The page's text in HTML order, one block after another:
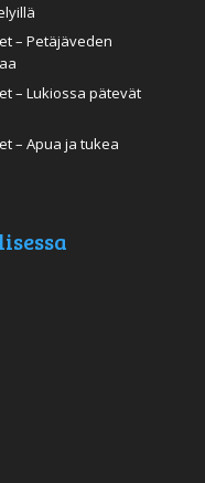
– Petäjäveden
– Lukiossa pätevät
– Apua ja tukea